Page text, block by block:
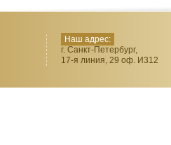
Наш адрес:
г. Санкт-Петербург,
17-я линия, 29 оф. И312